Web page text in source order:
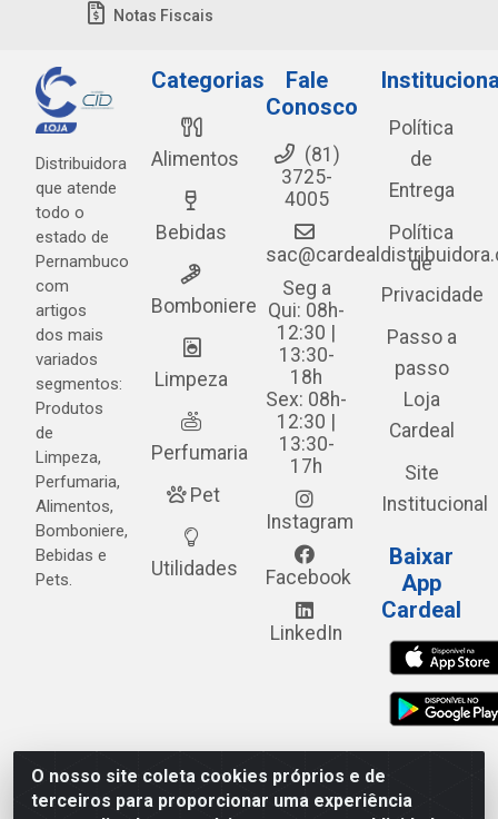
O nosso site coleta cookies próprios e de
terceiros para proporcionar uma experiência
Notas Fiscais
Distribuidora
que atende
todo o
estado de
Pernambuco
com
artigos
dos mais
variados
segmentos:
Produtos
de
Limpeza,
Perfumaria,
Alimentos,
Bomboniere,
Bebidas e
Pets.
Categorias
Alimentos
Bebidas
Bomboniere
Limpeza
Perfumaria
Pet
Utilidades
Fale
Conosco
(81)
3725-
4005
Seg a
Qui: 08h-
12:30 |
13:30-
18h
Sex: 08h-
12:30 |
13:30-
17h
Instagram
Facebook
LinkedIn
Política
de
Entrega
Política
de
Privacidade
Passo a
passo
Loja
Cardeal
Site
Institucional
Baixar
App
Cardeal
Cardeal Distribuidora - Estrada Alto do Moura, 582 - Alto
do Moura - Caruaru/PE - CEP 55.040-120 - CNPJ